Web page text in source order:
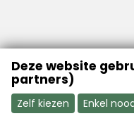
VFB is a
Deze website
partners)
Zelf kiezen
Enkel